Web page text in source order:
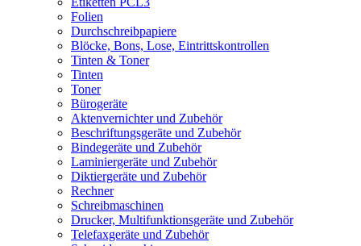
Folien
Durchschreibpapiere
Blöcke, Bons, Lose, Eintrittskontrollen
Tinten & Toner
Tinten
Toner
Bürogeräte
Aktenvernichter und Zubehör
Beschriftungsgeräte und Zubehör
Bindegeräte und Zubehör
Laminiergeräte und Zubehör
Diktiergeräte und Zubehör
Rechner
Schreibmaschinen
Drucker, Multifunktionsgeräte und Zubehör
Telefaxgeräte und Zubehör